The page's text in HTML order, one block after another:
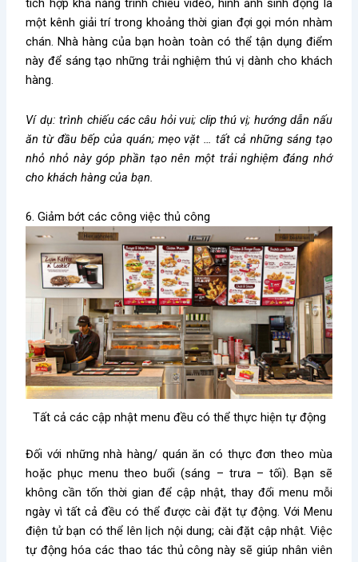
tích hợp khả năng trình chiếu video, hình ảnh sinh động là
một kênh giải trí trong khoảng thời gian đợi gọi món nhàm
chán. Nhà hàng của bạn hoàn toàn có thể tận dụng điểm
này để sáng tạo những trải nghiệm thú vị dành cho khách
hàng.
Ví dụ: trình chiếu các câu hỏi vui; clip thú vị; hướng dẫn nấu
ăn từ đầu bếp của quán; mẹo vặt … tất cả những sáng tạo
nhỏ nhỏ này góp phần tạo nên một trải nghiệm đáng nhớ
cho khách hàng của bạn.
6. Giảm bớt các công việc thủ công
Tất cả các cập nhật menu đều có thể thực hiện tự động
Đối với những nhà hàng/ quán ăn có thực đơn theo mùa
hoặc phục menu theo buổi (sáng – trưa – tối). Bạn sẽ
không cần tốn thời gian để cập nhật, thay đổi menu mỗi
ngày vì tất cả đều có thể được cài đặt tự động. Với Menu
điện tử bạn có thể lên lịch nội dung; cài đặt cập nhật. Việc
tự động hóa các thao tác thủ công này sẽ giúp nhân viên